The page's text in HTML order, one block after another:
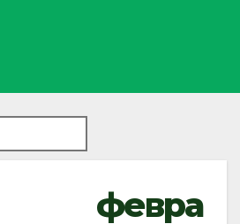
февра